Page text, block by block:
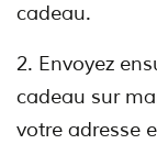
cadeau.
2. Envoyez
cadeau sur
votre adresse